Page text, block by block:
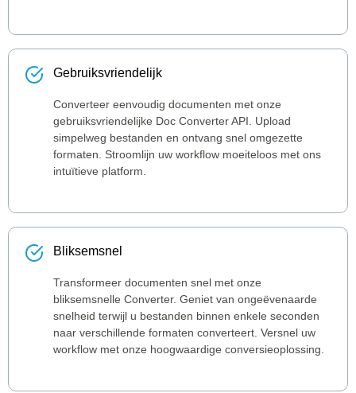
Gebruiksvriendelijk
Converteer eenvoudig documenten met onze
gebruiksvriendelijke Doc Converter API. Upload
simpelweg bestanden en ontvang snel omgezette
formaten. Stroomlijn uw workflow moeiteloos met ons
intuïtieve platform.
Bliksemsnel
Transformeer documenten snel met onze
bliksemsnelle Converter. Geniet van ongeëvenaarde
snelheid terwijl u bestanden binnen enkele seconden
naar verschillende formaten converteert. Versnel uw
workflow met onze hoogwaardige conversieoplossing.